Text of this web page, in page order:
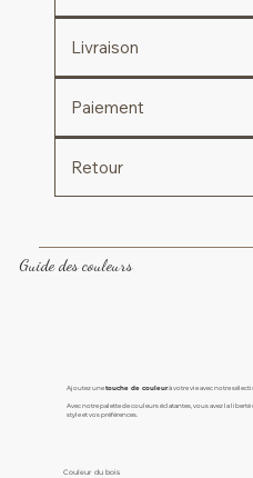
Livraison
Paiement
Retour
Guide des couleurs
Ajoutez unetouche de couleurà votre vie avec notre
Avec notre palette de couleurs éclatantes, vous avez la liberté
style et vos préférences.
Couleur du bois